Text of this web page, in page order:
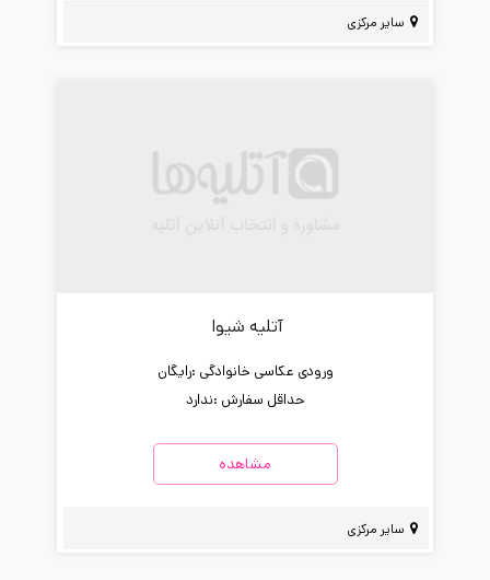
سایر مرکزی
آتلیه شیوا
ورودی عکاسی خانوادگی :رایگان
حداقل سفارش :ندارد
مشاهده
سایر مرکزی